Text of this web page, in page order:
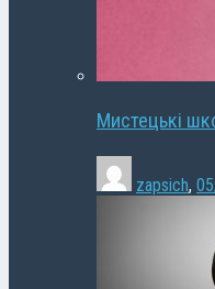
Мистецькі
zapsich,